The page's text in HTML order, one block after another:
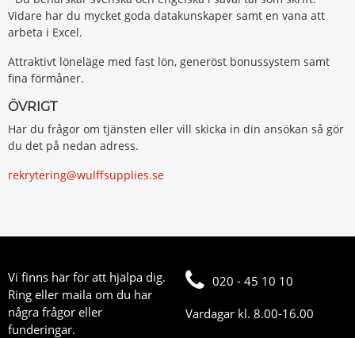
Vidare har du mycket goda datakunskaper samt en vana att
arbeta i Excel.
Attraktivt löneläge med fast lön, generöst bonussystem samt
fina förmåner.
ÖVRIGT
Har du frågor om tjänsten eller vill skicka in din ansökan så gör
du det på nedan adress.
rekrytering@wulffsupplies.se
Vi finns här för att hjälpa dig.
Ring eller maila om du har
några frågor eller
funderingar.
020 - 45 10 10
Vardagar kl. 8.00-16.00